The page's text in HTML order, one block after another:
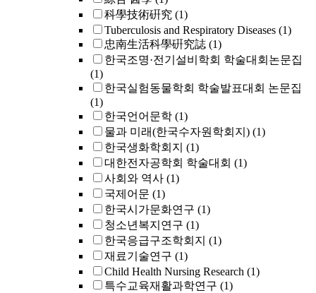
科學技術硏究 (1)
Tuberculosis and Respiratory Diseases (1)
忠南生活科學硏究誌 (1)
한국조명·전기설비학회 학술대회논문집
(1)
한국실험동물학회 학술발표대회 논문집
(1)
한국언어문학 (1)
물과 미래(한국수자원학회지) (1)
한국생화학회지 (1)
대한전자공학회 학술대회 (1)
사회와 역사 (1)
국제어문 (1)
한국시가문화연구 (1)
청소년복지연구 (1)
한국응급구조학회지 (1)
재료기술연구 (1)
Child Health Nursing Research (1)
특수교육재활과학연구 (1)